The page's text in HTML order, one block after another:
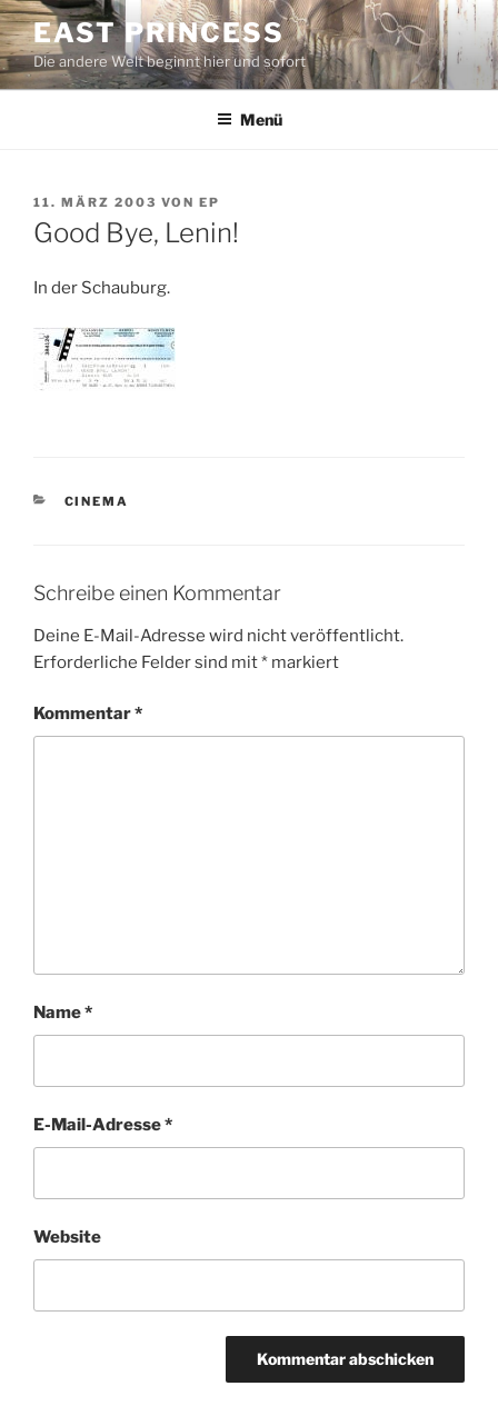
Zum
Inhalt
springen
EAST PRINCESS
Die andere Welt beginnt hier und sofort
Menü
VERÖFFENTLICHT
AM
11. MÄRZ 2003 VON EP
Good Bye, Lenin!
In der Schauburg.
KATEGORIEN
CINEMA
Schreibe einen Kommentar
Deine E-Mail-Adresse wird nicht veröffentlicht.
Erforderliche Felder sind mit* markiert
Kommentar*
Name*
E-Mail-Adresse*
Website